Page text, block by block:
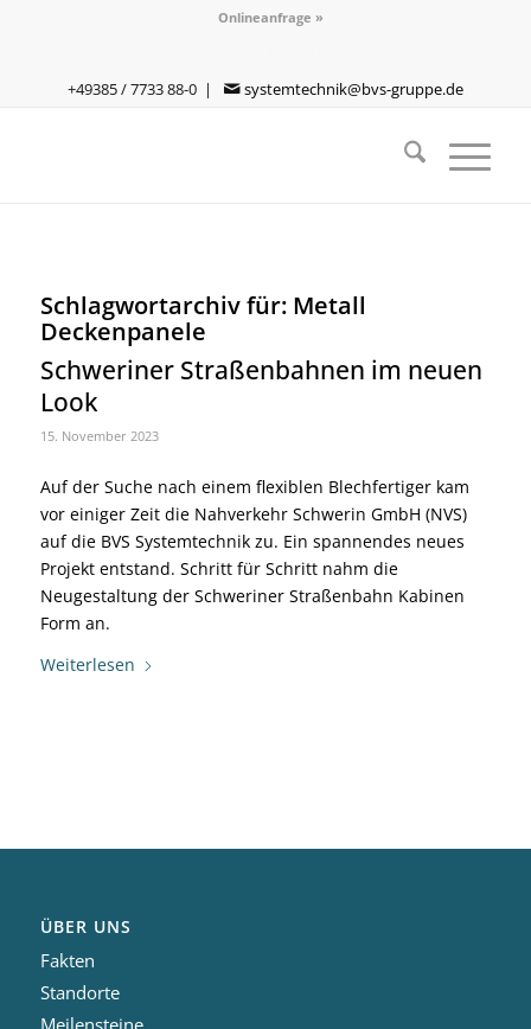
Onlineanfrage »
+49385 / 7733 88-0 | systemtechnik@bvs-gruppe.de
Schlagwortarchiv für: Metall
Deckenpanele
Schweriner Straßenbahnen im neuen
Look
15. November 2023
Auf der Suche nach einem flexiblen Blechfertiger kam
vor einiger Zeit die Nahverkehr Schwerin GmbH (NVS)
auf die BVS Systemtechnik zu. Ein spannendes neues
Projekt entstand. Schritt für Schritt nahm die
Neugestaltung der Schweriner Straßenbahn Kabinen
Form an.
Weiterlesen
ÜBER UNS
Fakten
Standorte
Meilensteine